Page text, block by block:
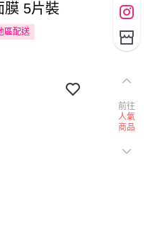
膜 5片裝
區配送
前往
人氣
商品